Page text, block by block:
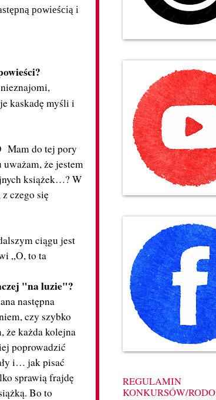
powieścią i
kaskadę myśli i
Mam do tej pory
że jestem
książek…? W
czego się
ciągu jest
„O, to ta
"na luzie"?
następna
czy szybko
że każda kolejna
poprowadzić
i… jak pisać
sprawią frajdę
Bo to
REGULAMIN
KONKURSÓW/RODO